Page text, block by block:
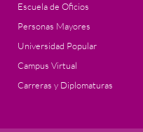
Escuela de Oficios
Personas Mayores
Universidad Popular
Campus Virtual
Carreras y Diplomaturas